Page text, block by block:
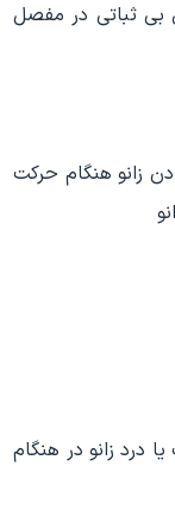
بی ثباتی در مفصل
زانو هنگام حرکت
درد زانو در هنگام